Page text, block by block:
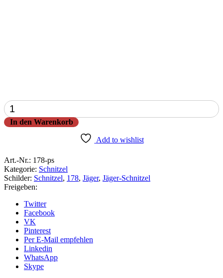
Jäger-
Schnitzel
Menge
In den Warenkorb
Add to wishlist
Art.-Nr.: 178-ps
Kategorie: Schnitzel
Schilder: Schnitzel, 178, Jäger, Jäger-Schnitzel
Freigeben:
Twitter
Facebook
VK
Pinterest
Per E-Mail empfehlen
Linkedin
WhatsApp
Skype